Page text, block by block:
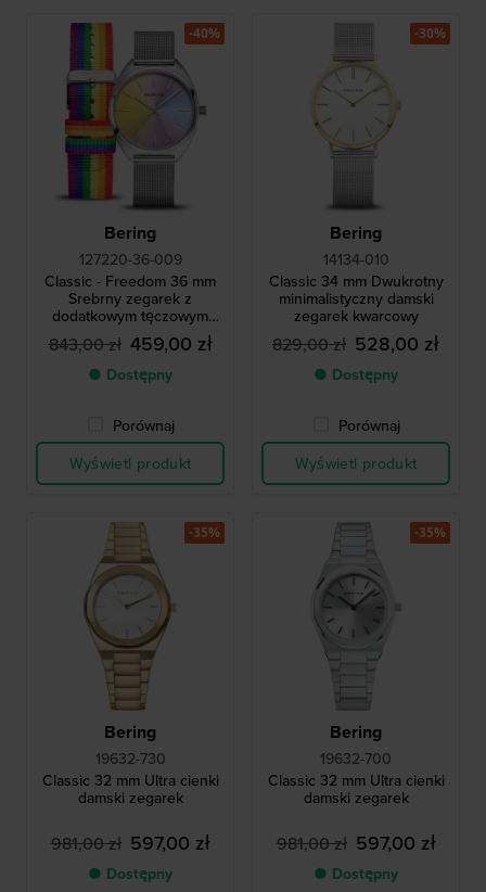
Bering
127220-36-009
Classic - Freedom 36 mm
Srebrny zegarek z
dodatkowym tęczowym
paskiem
843,00 zł 459,00 zł
● Dostępny
Porównaj
Wyświetl produkt
-40%
Bering
14134-010
Classic 34 mm Dwukrotny
minimalistyczny damski
zegarek kwarcowy
829,00 zł 528,00 zł
● Dostępny
Porównaj
Wyświetl produkt
-30%
Bering
19632-730
Classic 32 mm Ultra cienki
damski zegarek
981,00 zł 597,00 zł
● Dostępny
-35%
Bering
19632-700
Classic 32 mm Ultra cienki
damski zegarek
981,00 zł 597,00 zł
● Dostępny
-35%